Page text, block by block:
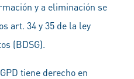
y a eliminación se
art. 34 y 35 de la ley
(BDSG).
tiene derecho en